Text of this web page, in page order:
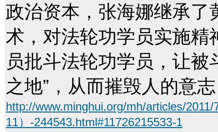
政治资本，张海娜继承了
术，对法轮功学员实施
员批斗法轮功学员，让被
之地”，从而摧毁人的意
http://www.minghui.org/mh/articles/
11）-244543.html#11726215533-1